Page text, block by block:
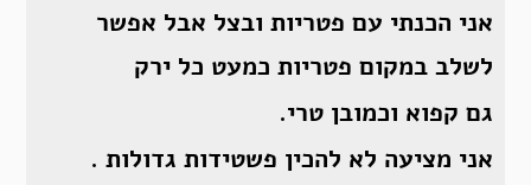
אני הכנתי עם פטריות ובצל אבל אפשר
לשלב במקום פטריות כמעט כל ירק
גם קפוא וכמובן טרי.
אני מציעה לא להכין פשטידות גדולות .